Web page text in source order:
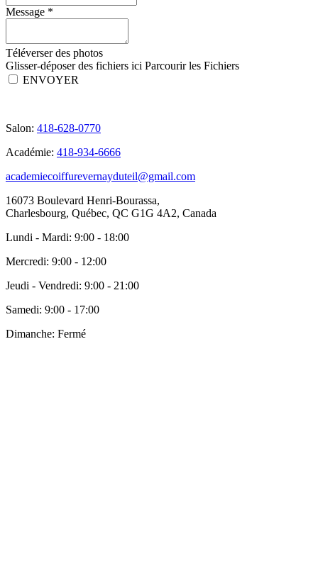
Message *
Téléverser des photos
Glisser-déposer des fichiers ici Parcourir les Fichiers
ENVOYER
Salon: 418-628-0770
Académie: 418-934-6666
academiecoiffurevernayduteil@gmail.com
16073 Boulevard Henri-Bourassa,
Charlesbourg, Québec, QC G1G 4A2, Canada
Lundi - Mardi: 9:00 - 18:00
Mercredi: 9:00 - 12:00
Jeudi - Vendredi: 9:00 - 21:00
Samedi: 9:00 - 17:00
Dimanche: Fermé